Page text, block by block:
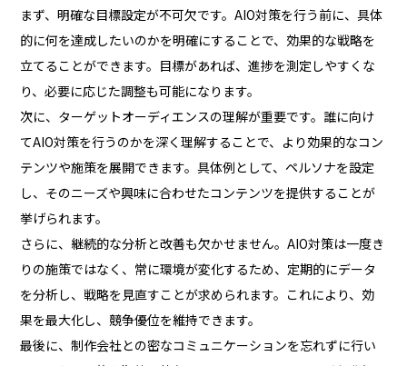
まず、明確な目標設定が不可欠です。AIO対策を行う前に、具体
的に何を達成したいのかを明確にすることで、効果的な戦略を
立てることができます。目標があれば、進捗を測定しやすくな
り、必要に応じた調整も可能になります。
次に、ターゲットオーディエンスの理解が重要です。誰に向け
てAIO対策を行うのかを深く理解することで、より効果的なコン
テンツや施策を展開できます。具体例として、ペルソナを設定
し、そのニーズや興味に合わせたコンテンツを提供することが
挙げられます。
さらに、継続的な分析と改善も欠かせません。AIO対策は一度き
りの施策ではなく、常に環境が変化するため、定期的にデータ
を分析し、戦略を見直すことが求められます。これにより、効
果を最大化し、競争優位を維持できます。
最後に、制作会社との密なコミュニケーションを忘れずに行い